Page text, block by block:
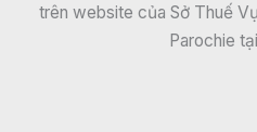
trên website của Sở Thuế
Parochie